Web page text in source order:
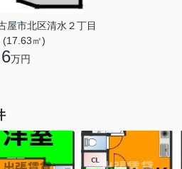
屋市北区清水２丁目
(17.63㎡)
万円